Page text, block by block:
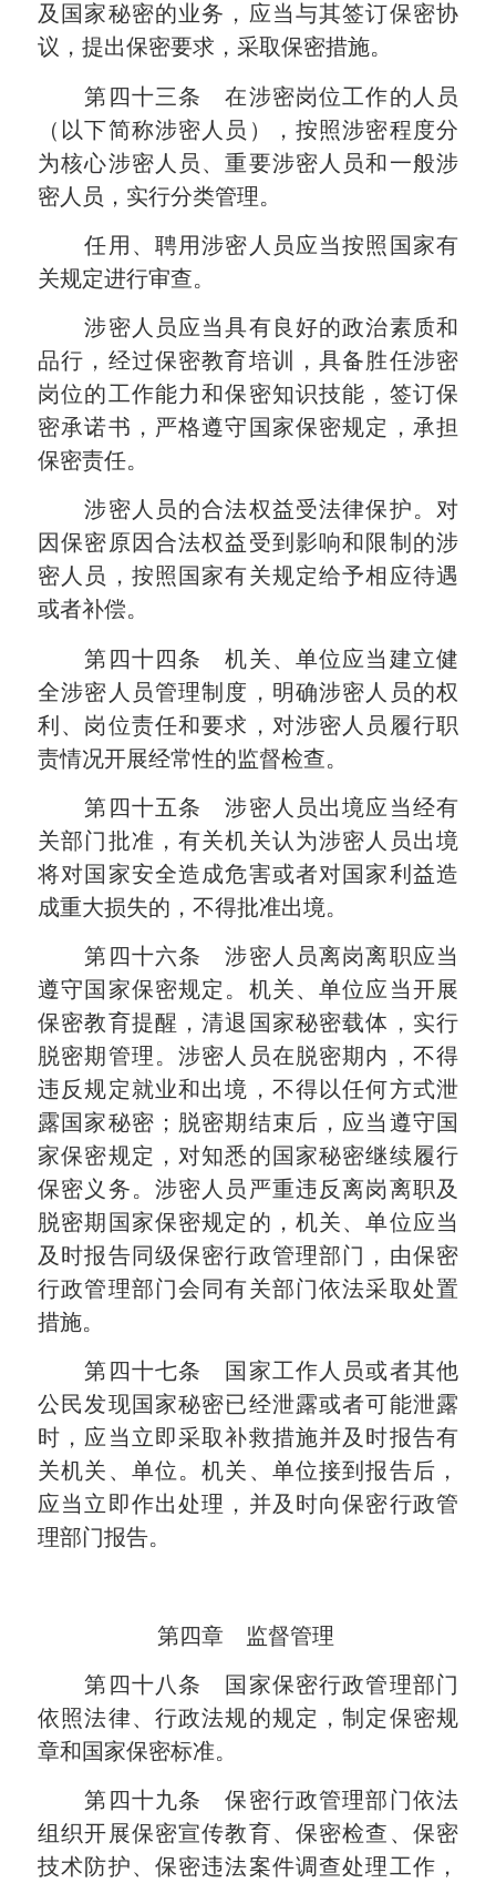
及国家秘密的业务，应当与其签订保密协
议，提出保密要求，采取保密措施。
第四十三条 在涉密岗位工作的人员
（以下简称涉密人员），按照涉密程度分
为核心涉密人员、重要涉密人员和一般涉
密人员，实行分类管理。
任用、聘用涉密人员应当按照国家有
关规定进行审查。
涉密人员应当具有良好的政治素质和
品行，经过保密教育培训，具备胜任涉密
岗位的工作能力和保密知识技能，签订保
密承诺书，严格遵守国家保密规定，承担
保密责任。
涉密人员的合法权益受法律保护。对
因保密原因合法权益受到影响和限制的涉
密人员，按照国家有关规定给予相应待遇
或者补偿。
第四十四条 机关、单位应当建立健
全涉密人员管理制度，明确涉密人员的权
利、岗位责任和要求，对涉密人员履行职
责情况开展经常性的监督检查。
第四十五条 涉密人员出境应当经有
关部门批准，有关机关认为涉密人员出境
将对国家安全造成危害或者对国家利益造
成重大损失的，不得批准出境。
第四十六条 涉密人员离岗离职应当
遵守国家保密规定。机关、单位应当开展
保密教育提醒，清退国家秘密载体，实行
脱密期管理。涉密人员在脱密期内，不得
违反规定就业和出境，不得以任何方式泄
露国家秘密；脱密期结束后，应当遵守国
家保密规定，对知悉的国家秘密继续履行
保密义务。涉密人员严重违反离岗离职及
脱密期国家保密规定的，机关、单位应当
及时报告同级保密行政管理部门，由保密
行政管理部门会同有关部门依法采取处置
措施。
第四十七条 国家工作人员或者其他
公民发现国家秘密已经泄露或者可能泄露
时，应当立即采取补救措施并及时报告有
关机关、单位。机关、单位接到报告后，
应当立即作出处理，并及时向保密行政管
理部门报告。
第四章 监督管理
第四十八条 国家保密行政管理部门
依照法律、行政法规的规定，制定保密规
章和国家保密标准。
第四十九条 保密行政管理部门依法
组织开展保密宣传教育、保密检查、保密
技术防护、保密违法案件调查处理工作，